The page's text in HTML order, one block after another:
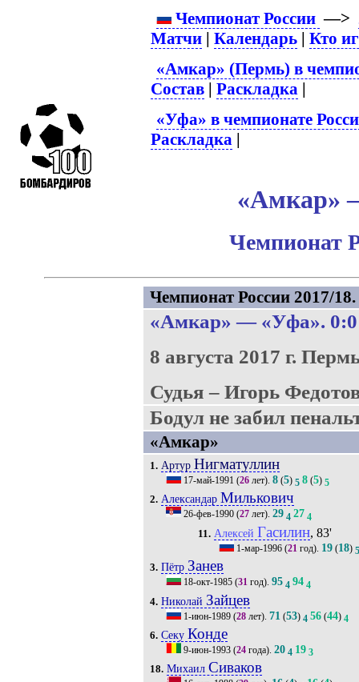
Чемпионат России —>
Матчи |Календарь |Кто
«Амкар» (Пермь) в
Состав |Раскладка |
«Уфа» в чемпионате
Раскладка |
«Амкар»
Чемпионат
Чемпионат России 2017/
«Амкар» — «Уфа». 0:0
8 августа 2017 г.
Судья – Игорь
Бодул не забил
«Амкар»
1. Артур Нигматуллин
17-май-1991 (26лет). 8(5) 5 8(5) 5
2. Александар Милькович
26-фев-1990(27лет). 29 4 27 4
11. Алексей Гасилин, 83'
1-мар-1996 (21 год). 19 (18)
3. Пётр Занев
18-окт-1985(31год). 95 4 94 4
4. Николай Зайцев
1-июн-1989(28лет). 71 (53) 4 56(44) 4
6. Секу Конде
9-июн-1993(24года). 20 4 19 3
18. Михаил Сиваков